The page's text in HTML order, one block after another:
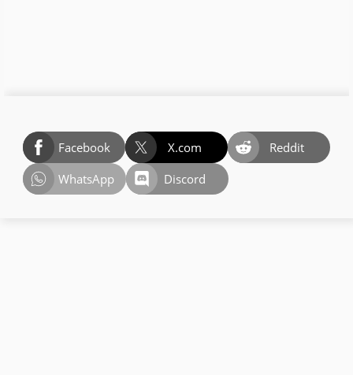
Facebook X.com
Reddit
WhatsApp
Discord